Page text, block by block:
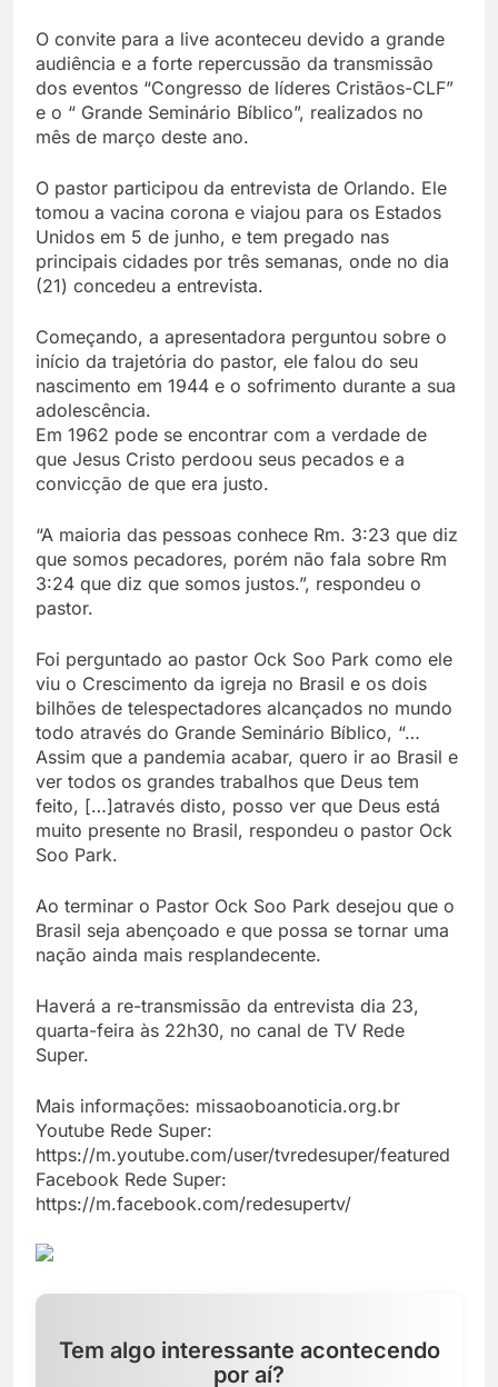
O convite para a live aconteceu devido a grande
audiência e a forte repercussão da transmissão
dos eventos “Congresso de líderes Cristãos-CLF”
e o “ Grande Seminário Bíblico”, realizados no
mês de março deste ano.
O pastor participou da entrevista de Orlando. Ele
tomou a vacina corona e viajou para os Estados
Unidos em 5 de junho, e tem pregado nas
principais cidades por três semanas, onde no dia
(21) concedeu a entrevista.
Começando, a apresentadora perguntou sobre o
início da trajetória do pastor, ele falou do seu
nascimento em 1944 e o sofrimento durante a sua
adolescência.
Em 1962 pode se encontrar com a verdade de
que Jesus Cristo perdoou seus pecados e a
convicção de que era justo.
“A maioria das pessoas conhece Rm. 3:23 que diz
que somos pecadores, porém não fala sobre Rm
3:24 que diz que somos justos.”, respondeu o
pastor.
Foi perguntado ao pastor Ock Soo Park como ele
viu o Crescimento da igreja no Brasil e os dois
bilhões de telespectadores alcançados no mundo
todo através do Grande Seminário Bíblico, “…
Assim que a pandemia acabar, quero ir ao Brasil e
ver todos os grandes trabalhos que Deus tem
feito, […]através disto, posso ver que Deus está
muito presente no Brasil, respondeu o pastor Ock
Soo Park.
Ao terminar o Pastor Ock Soo Park desejou que o
Brasil seja abençoado e que possa se tornar uma
nação ainda mais resplandecente.
Haverá a re-transmissão da entrevista dia 23,
quarta-feira às 22h30, no canal de TV Rede
Super.
Mais informações: missaoboanoticia.org.br
Youtube Rede Super:
https://m.youtube.com/user/tvredesuper/featured
Facebook Rede Super:
https://m.facebook.com/redesupertv/
Tem algo interessante acontecendo
por aí?